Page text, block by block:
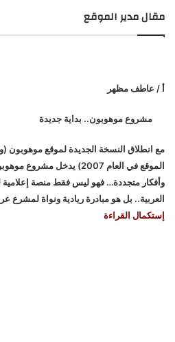
مقال مدير الموقع
أ / عاطف مظهر
مشروع موهوبون.. بداية جديدة
مع انطلاق النسخة الجديدة لموقع موهوبون
الموقع في العام 2007)
وأفكار متجددة… فهو ليس فقط منصة إعلامية
العربية.. بل هو مبادرة ريادية ونواة لمشرع
إستكمال القراءة